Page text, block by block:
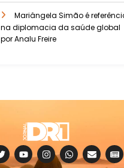
Mariângela Simão é
na diplomacia da saúde global
por Analu Freire